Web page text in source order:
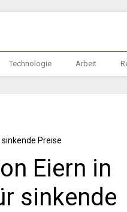
Technologie Arbeit
Eiern in
sinkende